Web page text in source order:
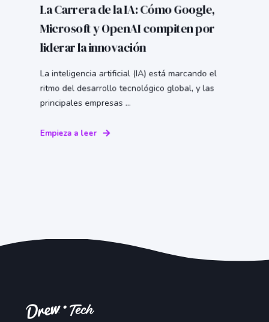
La Carrera de la IA: Cómo Google,
Microsoft y OpenAI compiten por
liderar la innovación
La inteligencia artificial (IA) está marcando el
ritmo del desarrollo tecnológico global, y las
principales empresas ...
Empieza a leer